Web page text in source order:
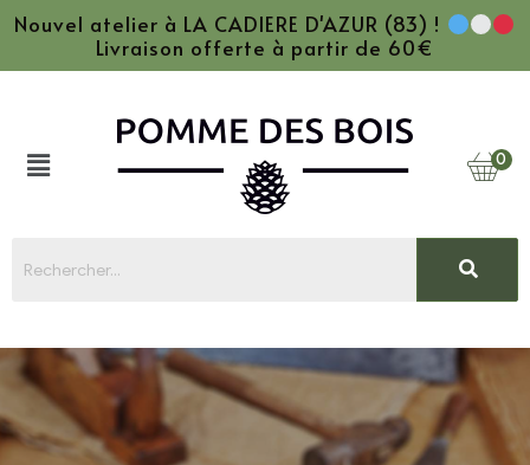
Nouvel atelier à LA CADIERE D'AZUR (83) !
Livraison offerte à partir de 60€
0